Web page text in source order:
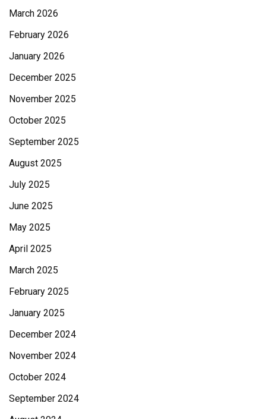
March 2026
February 2026
January 2026
December 2025
November 2025
October 2025
September 2025
August 2025
July 2025
June 2025
May 2025
April 2025
March 2025
February 2025
January 2025
December 2024
November 2024
October 2024
September 2024